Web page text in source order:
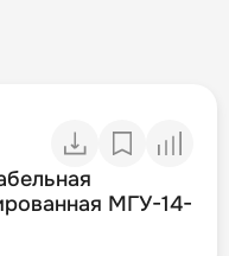
МГУ-14-